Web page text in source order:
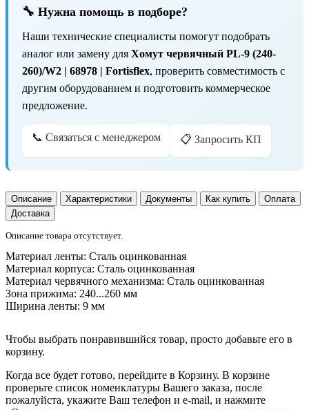
🔧 Нужна помощь в подборе?
Наши технические специалисты помогут подобрать
аналог или замену для Хомут червячный PL-9 (240-
260)/W2 | 68978 | Fortisflex, проверить совместимость с
другим оборудованием и подготовить коммерческое
предложение.
📞 Связаться с менеджером 📋 Запросить КП
Описание Характеристики Документы Как купить
Оплата
Доставка
Описание товара отсутствует.
Материал ленты: Сталь оцинкованная
Материал корпуса: Сталь оцинкованная
Материал червячного механизма: Сталь оцинкованная
Зона прижима: 240...260 мм
Ширина ленты: 9 мм
Чтобы выбрать понравившийся товар, просто добавьте его в
корзину.
Когда все будет готово, перейдите в Корзину. В корзине
проверьте список номенклатуры Вашего заказа, после
пожалуйста, укажите Ваш телефон и e-mail, и нажмите